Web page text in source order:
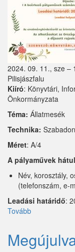
2024. 09. 11., sze –
Pilisjászfalu
Kiíró: Könyvtári,
Önkormányzata
Téma: Állatmesék
Technika:
Méret: A/4
A pályaművek
Név, korosztály,
(telefonszám, e-
Leadási határidő:
Tovább